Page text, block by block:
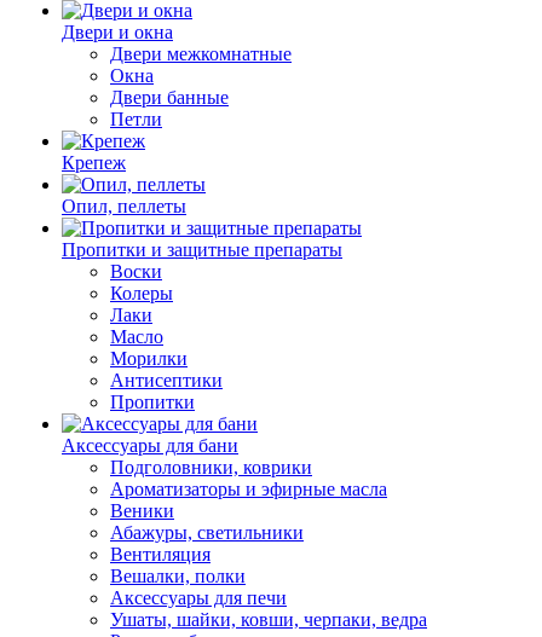
Двери и окна
Двери межкомнатные
Окна
Двери банные
Петли
Крепеж
Опил, пеллеты
Пропитки и защитные препараты
Воски
Колеры
Лаки
Масло
Морилки
Антисептики
Пропитки
Аксессуары для бани
Подголовники, коврики
Ароматизаторы и эфирные масла
Веники
Абажуры, светильники
Вентиляция
Вешалки, полки
Аксессуары для печи
Ушаты, шайки, ковши, черпаки, ведра